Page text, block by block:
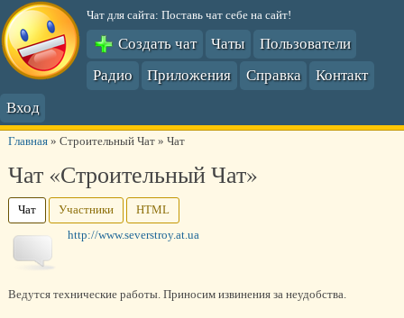
Чат для сайта: Поставь чат себе на сайт!
Создать чат Чаты
Пользователи
Радио
Приложения Справка
Контакт
Вход
Главная» Строительный Чат» Чат
Чат «Строительный Чат»
Чат Участники
HTML
http://www.severstroy.at.ua